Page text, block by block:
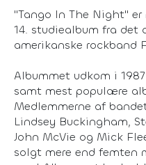
"Tango In The Night"
14. studiealbum fra det
amerikanske rockband
Albummet udkom i
samt mest populære
Medlemmerne af
Lindsey Buckingham,
John McVie og Mick
solgt mere end femten